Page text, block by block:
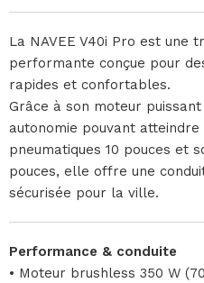
La NAVEE V40i Pro est une
performante conçue pour
rapides et confortables.
Grâce à son moteur puissant
autonomie pouvant
pneumatiques 10 pouces et
pouces, elle offre une
sécurisée pour la ville.
Performance & conduite
• Moteur brushless 350 W